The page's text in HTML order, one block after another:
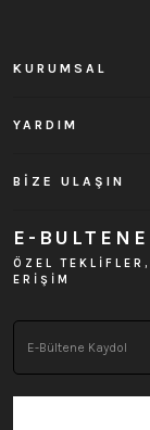
KURUMSAL
YARDIM
BİZE ULAŞIN
E-
ÖZEL
ERİŞİM